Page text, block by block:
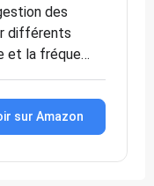
des
différents
et la fréque…
sur Amazon